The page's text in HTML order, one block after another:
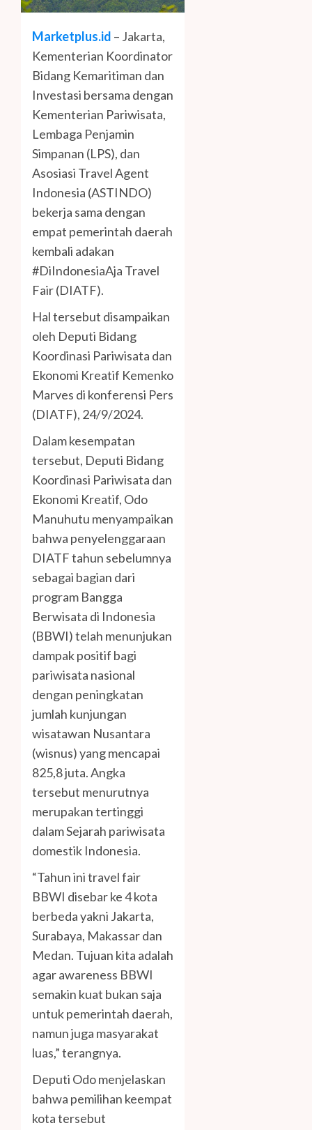
Marketplus.id – Jakarta,
Kementerian Koordinator
Bidang Kemaritiman dan
Investasi bersama dengan
Kementerian Pariwisata,
Lembaga Penjamin
Simpanan (LPS), dan
Asosiasi Travel Agent
Indonesia (ASTINDO)
bekerja sama dengan
empat pemerintah daerah
kembali adakan
#DiIndonesiaAja Travel
Fair (DIATF).
Hal tersebut disampaikan
oleh Deputi Bidang
Koordinasi Pariwisata dan
Ekonomi Kreatif Kemenko
Marves di konferensi Pers
(DIATF), 24/9/2024.
Dalam kesempatan
tersebut, Deputi Bidang
Koordinasi Pariwisata dan
Ekonomi Kreatif, Odo
Manuhutu menyampaikan
bahwa penyelenggaraan
DIATF tahun sebelumnya
sebagai bagian dari
program Bangga
Berwisata di Indonesia
(BBWI) telah menunjukan
dampak positif bagi
pariwisata nasional
dengan peningkatan
jumlah kunjungan
wisatawan Nusantara
(wisnus) yang mencapai
825,8 juta. Angka
tersebut menurutnya
merupakan tertinggi
dalam Sejarah pariwisata
domestik Indonesia.
“Tahun ini travel fair
BBWI disebar ke 4 kota
berbeda yakni Jakarta,
Surabaya, Makassar dan
Medan. Tujuan kita adalah
agar awareness BBWI
semakin kuat bukan saja
untuk pemerintah daerah,
namun juga masyarakat
luas,” terangnya.
Deputi Odo menjelaskan
bahwa pemilihan keempat
kota tersebut